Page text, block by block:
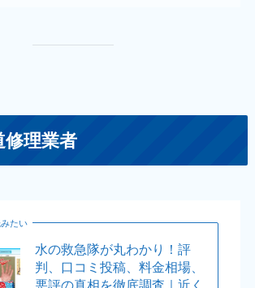
理業者
たい
水の救急隊が丸わかり！評
判、口コミ投稿、料金相場、
悪評の真相を徹底調査｜近く